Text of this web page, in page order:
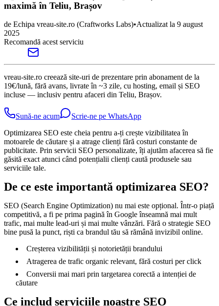
maximă în Teliu, Brașov
de Echipa vreau-site.ro (Craftworks Labs)•Actualizat la 9 august
2025
Recomandă acest serviciu
vreau-site.ro creează site-uri de prezentare prin abonament de la
19€/lună, fără avans, livrate în ~3 zile, cu hosting, email și SEO
incluse — inclusiv pentru afaceri din Teliu, Brașov.
Sună-ne acum
Scrie-ne pe WhatsApp
Optimizarea SEO este cheia pentru a-ți crește vizibilitatea în
motoarele de căutare și a atrage clienți fără costuri constante de
publicitate. Prin servicii SEO personalizate, îți ajutăm afacerea să fie
găsită exact atunci când potențialii clienți caută produsele sau
serviciile tale.
De ce este importantă optimizarea SEO?
SEO (Search Engine Optimization) nu mai este opțional. Într-o piață
competitivă, a fi pe prima pagină în Google înseamnă mai mult
trafic, mai multe lead-uri și mai multe vânzări. Fără o strategie SEO
bine pusă la punct, riști ca brandul tău să rămână invizibil online.
Creșterea vizibilității și notorietății brandului
Atragerea de trafic organic relevant, fără costuri per click
Conversii mai mari prin targetarea corectă a intenției de
căutare
Ce includ serviciile noastre SEO